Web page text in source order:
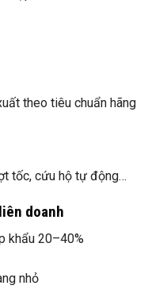
theo tiêu chuẩn hãng
tốc, cứu hộ tự động…
doanh
khẩu 20–40%
nhỏ